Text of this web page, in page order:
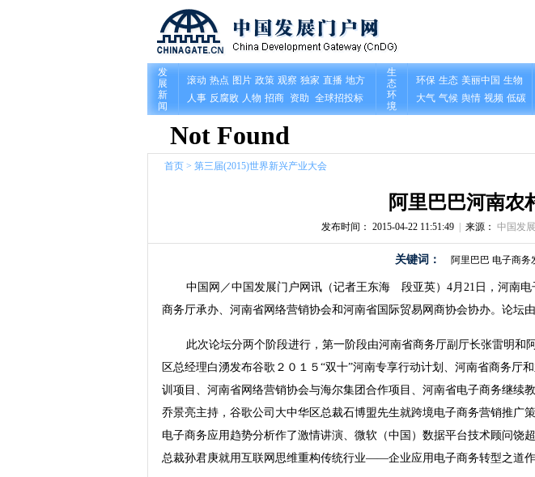
首页 > 第三届(2015)世界新兴产业大会
阿里巴巴河南农
发布时间： 2015-04-22 11:51:49| 来源： 中国发
关键词： 阿里巴巴 电子商务
中国网／中国发展门户网讯（记者王东海 段亚英）4月21日，河南
商务厅承办、河南省网络营销协会和河南省国际贸易网商协会协办。论坛
此次论坛分两个阶段进行，第一阶段由河南省商务厅副厅长张雷明
区总经理白湧发布谷歌２０１５“双十”河南专享行动计划、河南省商务
训项目、河南省网络营销协会与海尔集团合作项目、河南省电子商务继续
乔景亮主持，谷歌公司大中华区总裁石博盟先生就跨境电子商务营销推
电子商务应用趋势分析作了激情讲演、微软（中国）数据平台技术顾问饶
总裁孙君庚就用互联网思维重构传统行业――企业应用电子商务转型之道作